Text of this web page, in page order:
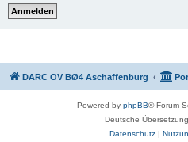
DARC OV BØ4 Aschaffenburg
Powered by phpBB® Forum
Deutsche
Datenschutz|